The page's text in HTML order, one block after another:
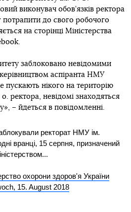
виконувач обов’язків ректора
потрапити до свого робочого
на сторінці Міністерства
заблоковано невідомими
аспіранта НМУ
пускають нікого на територію
ректора, невідомі знаходяться
– йдеться в повідомленні.
ректорат НМУ ім.
вранці, 15 серпня, призначений
охорони здоров'я України
15. August 2018